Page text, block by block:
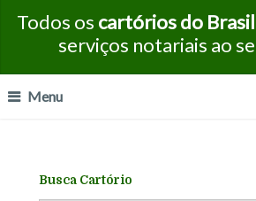
Todos os cartórios do Brasil
serviços notariais ao
Menu
Busca Cartório